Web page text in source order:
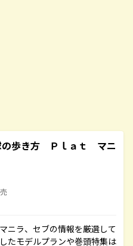
歩き方 Ｐｌａｔ マニ
ニラ、セブの情報を厳選して
たモデルプランや巻頭特集は